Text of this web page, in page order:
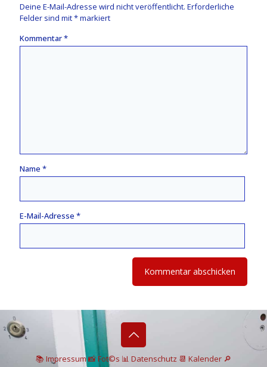
Deine E-Mail-Adresse wird nicht veröffentlicht. Erforderliche
Felder sind mit*markiert
Kommentar*
Name *
E-Mail-Adresse *
📚 Impressum📸Fot©s 📊 Datenschutz 📆 Kalender 🔎